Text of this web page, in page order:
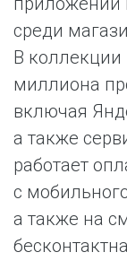
среди
В
миллиона
включая
а также
работает
с
а также на